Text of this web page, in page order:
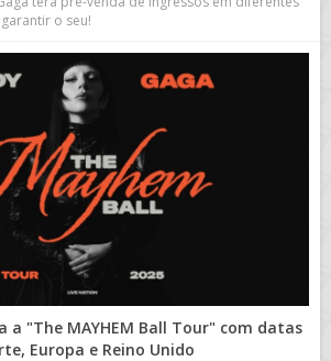
o seu!
a "The MAYHEM Ball Tour" com datas
Europa e Reino Unido